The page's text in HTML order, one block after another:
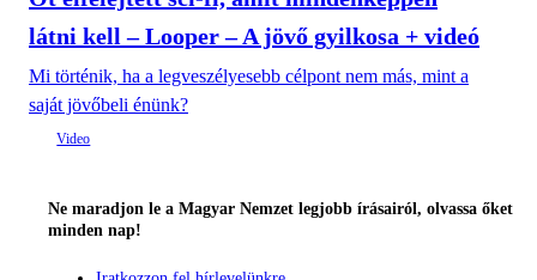
látni kell – Looper – A jövő gyilkosa + videó
Mi történik, ha a legveszélyesebb célpont nem más, mint a
saját jövőbeli énünk?
Ne maradjon le a Magyar Nemzet legjobb írásairól, olvassa őket
minden nap!